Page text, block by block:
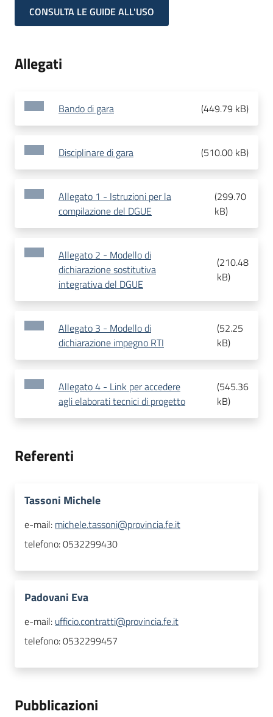
CONSULTA LE GUIDE ALL'USO
Allegati
Bando di gara (449.79 kB)
Disciplinare di gara (510.00 kB)
Allegato 1 - Istruzioni per la
compilazione del DGUE
(299.70
kB)
Allegato 2 - Modello di
dichiarazione sostitutiva
integrativa del DGUE
(210.48
kB)
Allegato 3 - Modello di
dichiarazione impegno RTI
(52.25
kB)
Allegato 4 - Link per accedere
agli elaborati tecnici di progetto
(545.36
kB)
Referenti
Tassoni Michele
e-mail: michele.tassoni@provincia.fe.it
telefono:0532299430
Padovani Eva
e-mail: ufficio.contratti@provincia.fe.it
telefono:0532299457
Pubblicazioni